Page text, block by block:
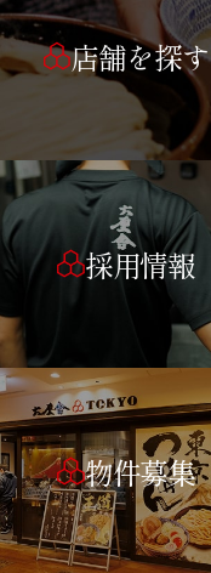
店舗を探す
採用情報
物件募集